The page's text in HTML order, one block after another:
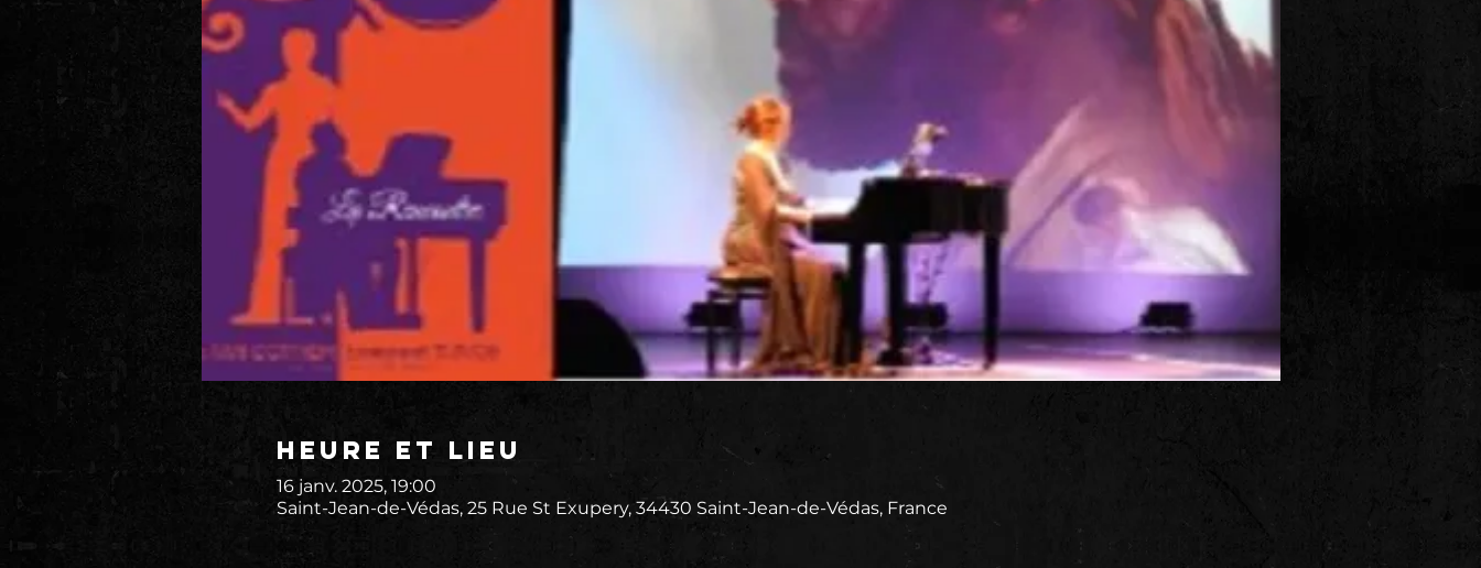
Heure et lieu
16 janv. 2025, 19:00
Saint-Jean-de-Védas, 25 Rue St Exupery, 34430 Saint-Jean-de-Védas, France